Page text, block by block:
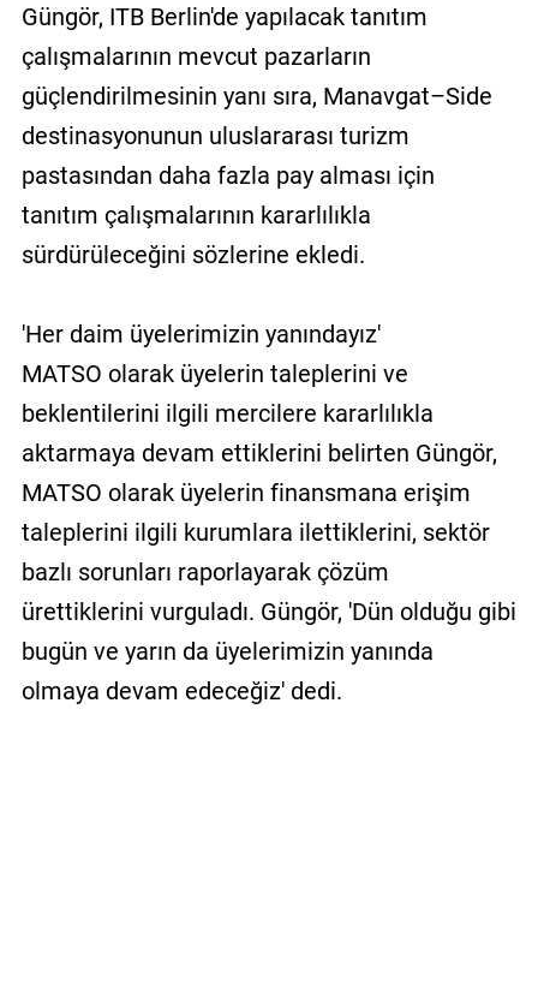
Güngör, ITB Berlin'de yapılacak tanıtım
çalışmalarının mevcut pazarların
güçlendirilmesinin yanı sıra, Manavgat–Side
destinasyonunun uluslararası turizm
pastasından daha fazla pay alması için
tanıtım çalışmalarının kararlılıkla
sürdürüleceğini sözlerine ekledi.
'Her daim üyelerimizin yanındayız'
MATSO olarak üyelerin taleplerini ve
beklentilerini ilgili mercilere kararlılıkla
aktarmaya devam ettiklerini belirten Güngör,
MATSO olarak üyelerin finansmana erişim
taleplerini ilgili kurumlara ilettiklerini, sektör
bazlı sorunları raporlayarak çözüm
ürettiklerini vurguladı. Güngör, 'Dün olduğu gibi
bugün ve yarın da üyelerimizin yanında
olmaya devam edeceğiz' dedi.